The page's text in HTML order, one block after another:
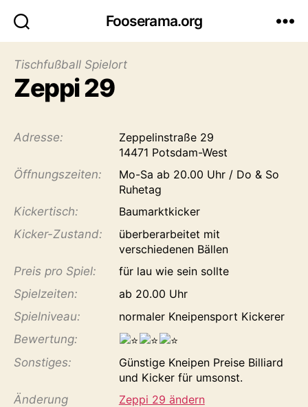
Fooserama.org
Tischfußball Spielort
Zeppi 29
Adresse:
Zeppelinstraße 29
14471 Potsdam-West
Öffnungs­zeiten:
Mo-Sa ab 20.00 Uhr / Do & So
Ruhetag
Kicker­tisch:
Baumarktkicker
Kicker-Zustand:
überberarbeitet mit
verschiedenen Bällen
Preis pro Spiel:
für lau wie sein sollte
Spiel­zeiten:
ab 20.00 Uhr
Spiel­niveau:
normaler Kneipensport Kickerer
Bewertung:
Sonstiges:
Günstige Kneipen Preise Billiard
und Kicker für umsonst.
Änderung
Zeppi 29 ändern